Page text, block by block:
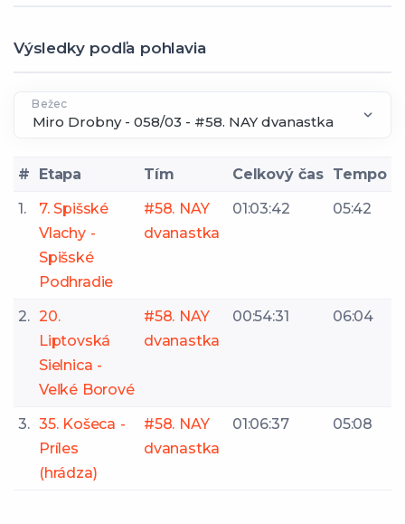
Výsledky podľa pohlavia
Bežec
# Etapa Tím Celkový čas Tempo
1.
7. Spišské
Vlachy -
Spišské
Podhradie
#58. NAY
dvanastka
01:03:42 05:42
2. 20.
Liptovská
Sielnica -
Veľké Borové
#58. NAY
dvanastka
00:54:31 06:04
3. 35. Košeca -
Príles
(hrádza)
#58. NAY
dvanastka
01:06:37 05:08